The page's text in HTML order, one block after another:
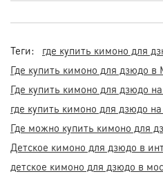
Теги:
где купить кимоно для
Где купить кимоно для дзюдо в
Где купить кимоно для дзюдо
где купить кимоно для дзюдо
Где можно купить кимоно для
Детское кимоно для дзюдо в
детское кимоно для дзюдо в